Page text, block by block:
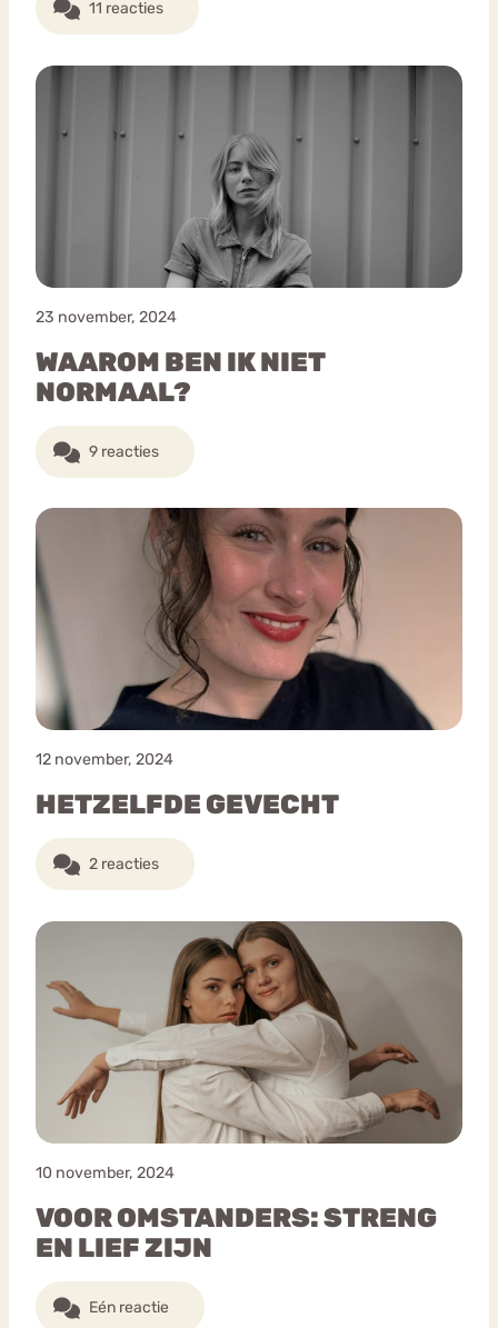
11 reacties
23 november, 2024
WAAROM BEN IK NIET
NORMAAL?
9 reacties
12 november, 2024
HETZELFDE GEVECHT
2 reacties
10 november, 2024
VOOR OMSTANDERS: STRENG
EN LIEF ZIJN
Eén reactie